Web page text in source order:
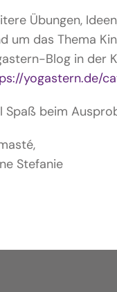
Übungen,
um das Thema
Blog in der
yogastern.de/
Spaß beim
Stefanie